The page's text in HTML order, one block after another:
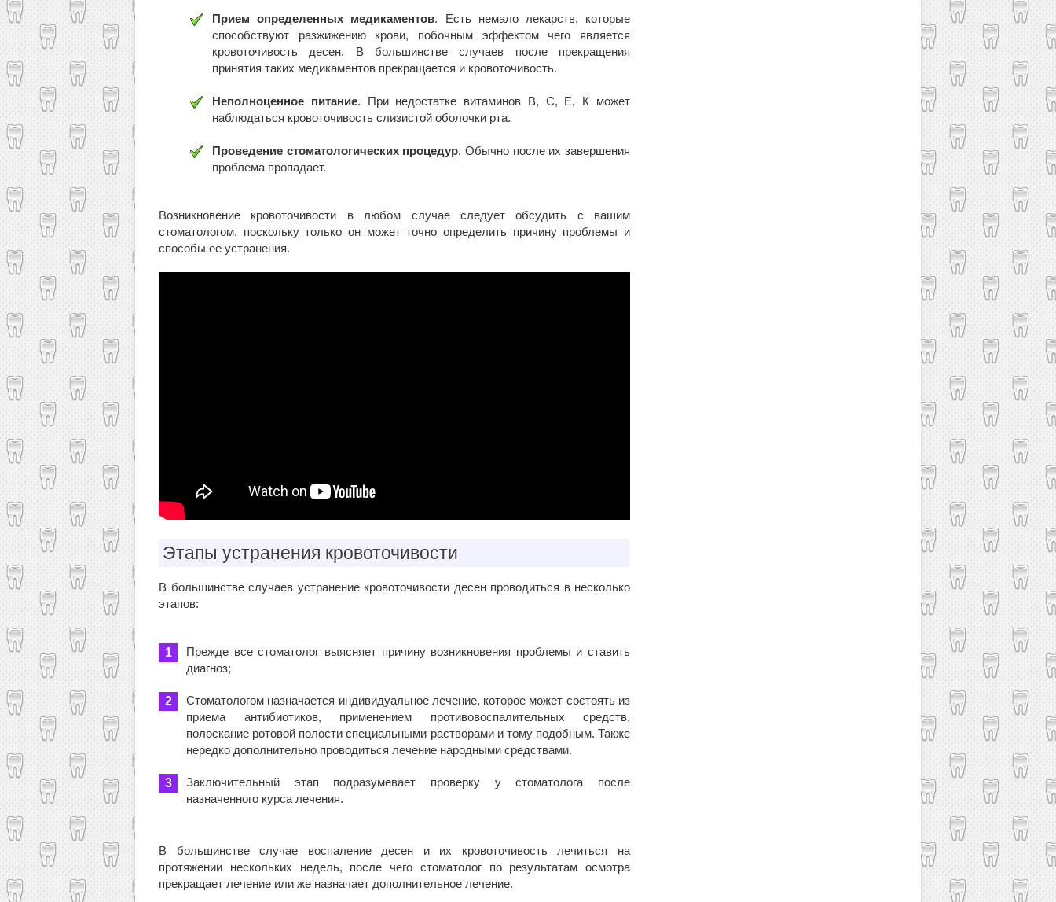
Прием определенных медикаментов. Есть немало лекарств, которые
способствуют разжижению крови, побочным эффектом чего является
кровоточивость десен. В большинстве случаев после прекращения
принятия таких медикаментов прекращается и кровоточивость.
Неполноценное питание. При недостатке витаминов В, С, Е, К может
наблюдаться кровоточивость слизистой оболочки рта.
Проведение стоматологических процедур. Обычно после их завершения
проблема пропадает.
Возникновение кровоточивости в любом случае следует обсудить с вашим
стоматологом, поскольку только он может точно определить причину проблемы и
способы ее устранения.
Этапы устранения кровоточивости
В большинстве случаев устранение кровоточивости десен проводиться в несколько
этапов:
Прежде все стоматолог выясняет причину возникновения проблемы и ставить
диагноз;
Стоматологом назначается индивидуальное лечение, которое может состоять из
приема антибиотиков, применением противовоспалительных средств,
полоскание ротовой полости специальными растворами и тому подобным. Также
нередко дополнительно проводиться лечение народными средствами.
Заключительный этап подразумевает проверку у стоматолога после
назначенного курса лечения.
В большинстве случае воспаление десен и их кровоточивость лечиться на
протяжении нескольких недель, после чего стоматолог по результатам осмотра
прекращает лечение или же назначает дополнительное лечение.